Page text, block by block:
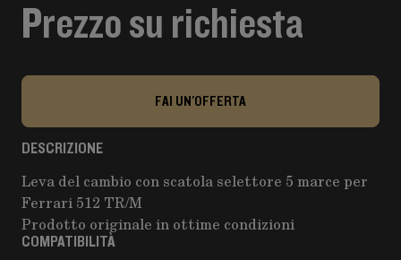
Prezzo su richiesta
FAI UN'OFFERTA
DESCRIZIONE
Leva del cambio con scatola selettore 5 marce per
Ferrari 512 TR/M
Prodotto originale in ottime condizioni
COMPATIBILITÀ